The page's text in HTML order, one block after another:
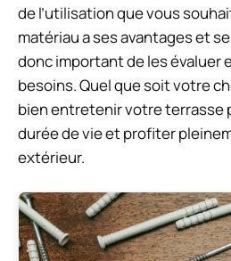
de l’utilisation que vous
matériau a ses avantages et
donc important de les évaluer
besoins. Quel que soit votre
bien entretenir votre terrasse
durée de vie et profiter
extérieur.